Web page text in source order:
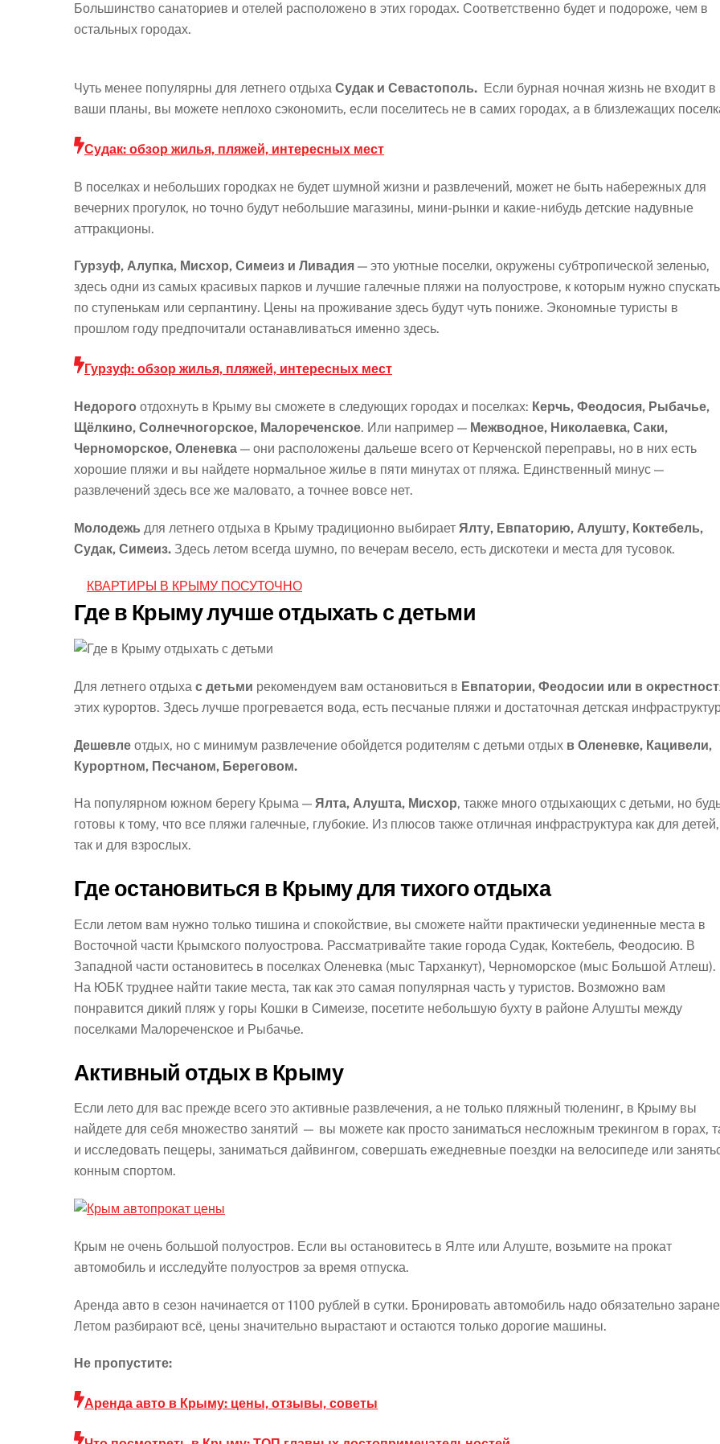
Большинство санаториев и отелей расположено в этих городах. Соответственно будет и подороже, чем в
остальных городах.
Чуть менее популярны для летнего отдыха Судак и Севастополь. Если бурная ночная жизнь не входит в
ваши планы, вы можете неплохо сэкономить, если поселитесь не в самих городах, а в близлежащих
Судак: обзор жилья, пляжей, интересных мест
В поселках и небольших городках не будет шумной жизни и развлечений, может не быть набережных для
вечерних прогулок, но точно будут небольшие магазины, мини-рынки и какие-нибудь детские надувные
аттракционы.
Гурзуф, Алупка, Мисхор, Симеиз и Ливадия — это уютные поселки, окружены субтропической зеленью,
здесь одни из самых красивых парков и лучшие галечные пляжи на полуострове, к которым нужно
по ступенькам или серпантину. Цены на проживание здесь будут чуть пониже. Экономные туристы в
прошлом году предпочитали останавливаться именно здесь.
Гурзуф: обзор жилья, пляжей, интересных мест
Недорого отдохнуть в Крыму вы сможете в следующих городах и поселках: Керчь, Феодосия, Рыбачье,
Щёлкино, Солнечногорское, Малореченское. Или например — Межводное, Николаевка, Саки,
Черноморское, Оленевка — они расположены дальеше всего от Керченской переправы, но в них есть
хорошие пляжи и вы найдете нормальное жилье в пяти минутах от пляжа. Единственный минус —
развлечений здесь все же маловато, а точнее вовсе нет.
Молодежь для летнего отдыха в Крыму традиционно выбирает Ялту, Евпаторию, Алушту, Коктебель,
Судак, Симеиз. Здесь летом всегда шумно, по вечерам весело, есть дискотеки и места для тусовок.
КВАРТИРЫ В КРЫМУ ПОСУТОЧНО
Где в Крыму лучше отдыхать с детьми
Для летнего отдыха с детьми рекомендуем вам остановиться в Евпатории, Феодосии или в
этих курортов. Здесь лучше прогревается вода, есть песчаные пляжи и достаточная детская
Дешевле отдых, но с минимум развлечение обойдется родителям с детьми отдых в Оленевке, Кацивели,
Курортном, Песчаном, Береговом.
На популярном южном берегу Крыма — Ялта, Алушта, Мисхор, также много отдыхающих с детьми, но
готовы к тому, что все пляжи галечные, глубокие. Из плюсов также отличная инфраструктура как для детей,
так и для взрослых.
Где остановиться в Крыму для тихого отдыха
Если летом вам нужно только тишина и спокойствие, вы сможете найти практически уединенные места в
Восточной части Крымского полуострова. Рассматривайте такие города Судак, Коктебель, Феодосию. В
Западной части остановитесь в поселках Оленевка (мыс Тарханкут), Черноморское (мыс Большой Атлеш).
На ЮБК труднее найти такие места, так как это самая популярная часть у туристов. Возможно вам
понравится дикий пляж у горы Кошки в Симеизе, посетите небольшую бухту в районе Алушты между
поселками Малореченское и Рыбачье.
Активный отдых в Крыму
Если лето для вас прежде всего это активные развлечения, а не только пляжный тюленинг, в Крыму вы
найдете для себя множество занятий — вы можете как просто заниматься несложным трекингом в горах,
и исследовать пещеры, заниматься дайвингом, совершать ежедневные поездки на велосипеде или
конным спортом.
Крым не очень большой полуостров. Если вы остановитесь в Ялте или Алуште, возьмите на прокат
автомобиль и исследуйте полуостров за время отпуска.
Аренда авто в сезон начинается от 1100 рублей в сутки. Бронировать автомобиль надо обязательно
Летом разбирают всё, цены значительно вырастают и остаются только дорогие машины.
Не пропустите:
Аренда авто в Крыму: цены, отзывы, советы